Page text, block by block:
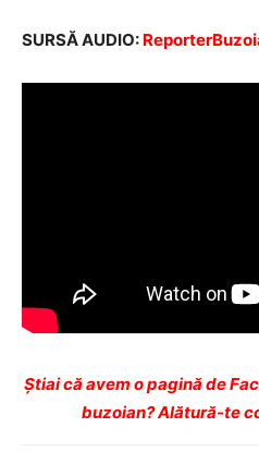
SURSĂ AUDIO:
Ştiai că avem o pagină de
buzoian? Alătură-te